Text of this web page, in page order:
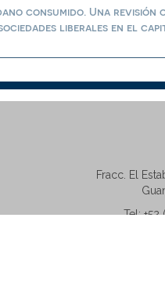
consumido. Una
liberales en el
Fracc. El
Tel: